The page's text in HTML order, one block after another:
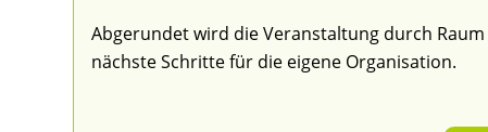
Abgerundet wird die Veranstaltung durch
nächste Schritte für die eigene Organisation.